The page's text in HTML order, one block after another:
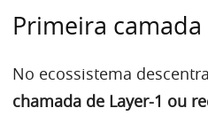
Primeira camada
No ecossistema
chamada de Layer-1 ou